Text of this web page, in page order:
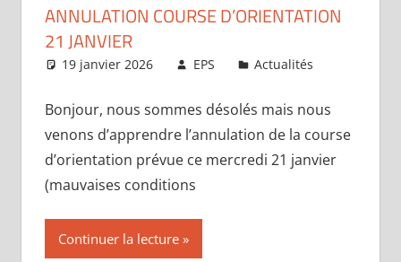
ANNULATION COURSE D’ORIENTATION
21 JANVIER
19 janvier 2026 EPS Actualités
Bonjour, nous sommes désolés mais nous
venons d’apprendre l’annulation de la course
d’orientation prévue ce mercredi 21 janvier
(mauvaises conditions
Continuer la lecture